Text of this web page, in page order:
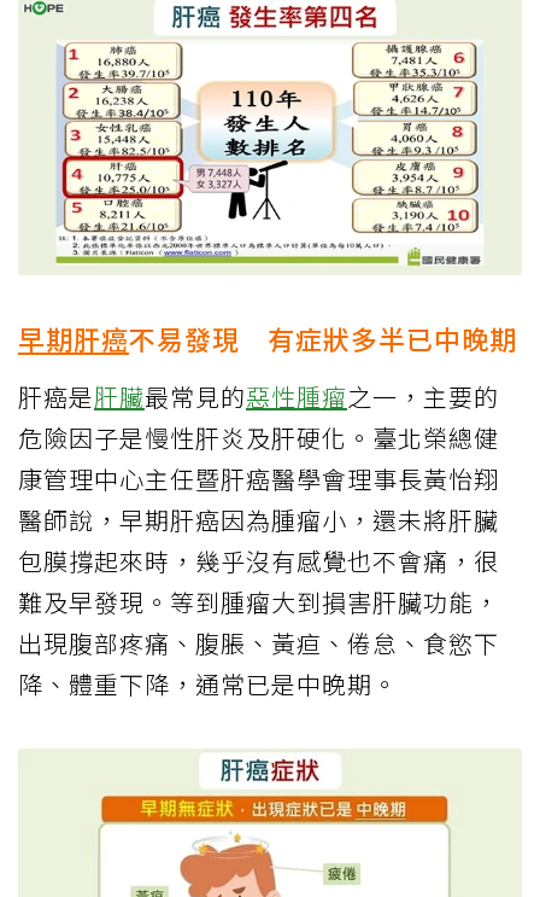
早期肝癌不易發現 有症狀多半已中晚期
肝癌是肝臟最常見的惡性腫瘤之一，主要的
危險因子是慢性肝炎及肝硬化。臺北榮總健
康管理中心主任暨肝癌醫學會理事長黃怡翔
醫師說，早期肝癌因為腫瘤小，還未將肝臟
包膜撐起來時，幾乎沒有感覺也不會痛，很
難及早發現。等到腫瘤大到損害肝臟功能，
出現腹部疼痛、腹脹、黃疸、倦怠、食慾下
降、體重下降，通常已是中晚期。